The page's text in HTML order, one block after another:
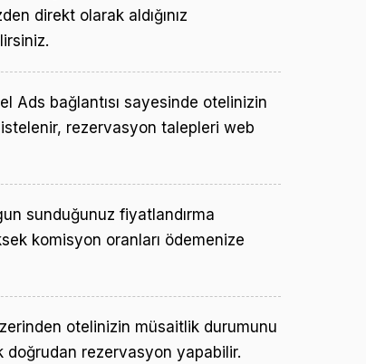
direkt olarak aldığınız
Ads bağlantısı sayesinde otelinizin
rezervasyon talepleri web
sunduğunuz fiyatlandırma
komisyon oranları ödemenize
otelinizin müsaitlik durumunu
doğrudan rezervasyon yapabilir.